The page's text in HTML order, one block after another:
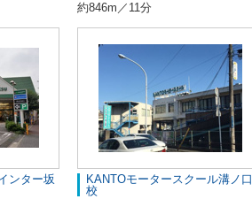
約846m／11分
ンター坂
KANTOモータースクール溝ノ口
校